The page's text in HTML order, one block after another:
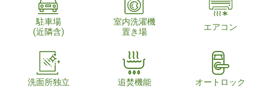
駐車場
(近隣含)
室内洗濯機
置き場
エアコン
洗面所独立 追焚機能 オートロック